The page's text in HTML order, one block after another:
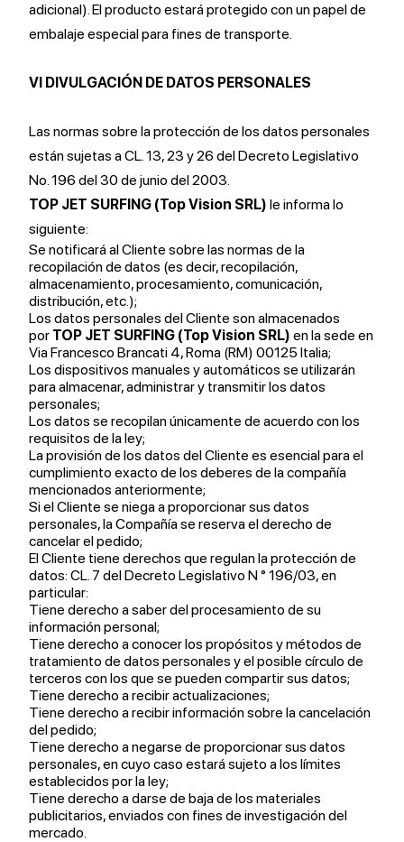
adicional). El producto estará protegido con un papel de
embalaje especial para fines de transporte.
VI DIVULGACIÓN DE DATOS PERSONALES
Las normas sobre la protección de los datos personales
están sujetas a CL. 13, 23 y 26 del Decreto Legislativo
No. 196 del 30 de junio del 2003.
TOP JET SURFING (Top Vision SRL) le informa lo
siguiente:
Se notificará al Cliente sobre las normas de la
recopilación de datos (es decir, recopilación,
almacenamiento, procesamiento, comunicación,
distribución, etc.);
Los datos personales del Cliente son almacenados
por TOP JET SURFING (Top Vision SRL) en la sede en
Via Francesco Brancati 4, Roma (RM) 00125 Italia;
Los dispositivos manuales y automáticos se utilizarán
para almacenar, administrar y transmitir los datos
personales;
Los datos se recopilan únicamente de acuerdo con los
requisitos de la ley;
La provisión de los datos del Cliente es esencial para el
cumplimiento exacto de los deberes de la compañía
mencionados anteriormente;
Si el Cliente se niega a proporcionar sus datos
personales, la Compañía se reserva el derecho de
cancelar el pedido;
El Cliente tiene derechos que regulan la protección de
datos: CL. 7 del Decreto Legislativo N ° 196/03, en
particular:
Tiene derecho a saber del procesamiento de su
información personal;
Tiene derecho a conocer los propósitos y métodos de
tratamiento de datos personales y el posible círculo de
terceros con los que se pueden compartir sus datos;
Tiene derecho a recibir actualizaciones;
Tiene derecho a recibir información sobre la cancelación
del pedido;
Tiene derecho a negarse de proporcionar sus datos
personales, en cuyo caso estará sujeto a los límites
establecidos por la ley;
Tiene derecho a darse de baja de los materiales
publicitarios, enviados con fines de investigación del
mercado.